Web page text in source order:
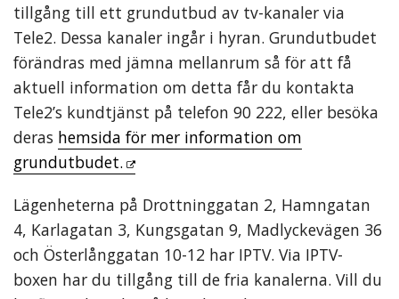
tillgång till ett grundutbud av tv-kanaler via
Tele2. Dessa kanaler ingår i hyran. Grundutbudet
förändras med jämna mellanrum så för att få
aktuell information om detta får du kontakta
Tele2’s kundtjänst på telefon 90 222, eller besöka
deras hemsida för mer information om
grundutbudet.
Lägenheterna på Drottninggatan 2, Hamngatan
4, Karlagatan 3, Kungsgatan 9, Madlyckevägen 36
och Österlånggatan 10-12 har IPTV. Via IPTV-
boxen har du tillgång till de fria kanalerna. Vill du